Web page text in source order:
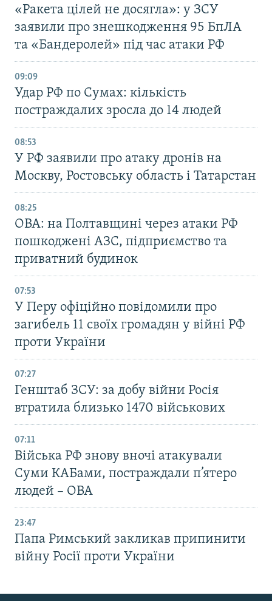
«Ракета цілей не досягла»: у ЗСУ
заявили про знешкодження 95 БпЛА
та «Бандеролей» під час атаки РФ
09:09
Удар РФ по Сумах: кількість
постраждалих зросла до 14 людей
08:53
У РФ заявили про атаку дронів на
Москву, Ростовську область і Татарстан
08:25
ОВА: на Полтавщині через атаки РФ
пошкоджені АЗС, підприємство та
приватний будинок
07:53
У Перу офіційно повідомили про
загибель 11 своїх громадян у війні РФ
проти України
07:27
Генштаб ЗСУ: за добу війни Росія
втратила близько 1470 військових
07:11
Війська РФ знову вночі атакували
Суми КАБами, постраждали п’ятеро
людей – ОВА
23:47
Папа Римський закликав припинити
війну Росії проти України